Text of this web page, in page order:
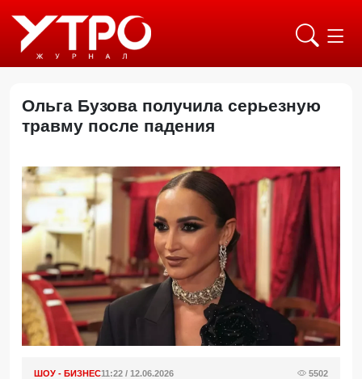
Ольга Бузова получила серьезную
травму после падения
ШОУ - БИЗНЕС11:22 / 12.06.2026 5502